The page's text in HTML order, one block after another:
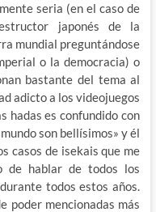
seria (en el caso de
japonés de la
mundial preguntándose
o la democracia) o
bastante del tema al
adicto a los videojuegos
hadas es confundido con
son bellísimos» y él
casos de isekais que me
de hablar de todos los
todos estos años.
poder mencionadas más